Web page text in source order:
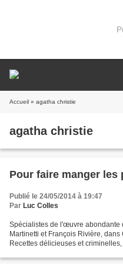
Accueil » agatha christie
agatha christie
Pour faire manger les
Publié le 24/05/2014 à 19:47
Par Luc Colles
Spécialistes de l'œuvre abondante
Martinetti et François Rivière,
Recettes délicieuses et